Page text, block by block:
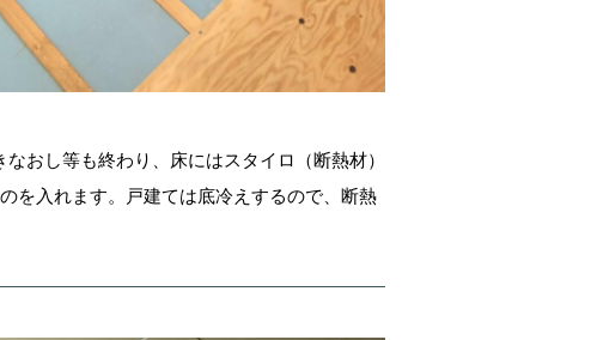
おし等も終わり、床にはスタイロ（断熱材）
を入れます。戸建ては底冷えするので、断熱